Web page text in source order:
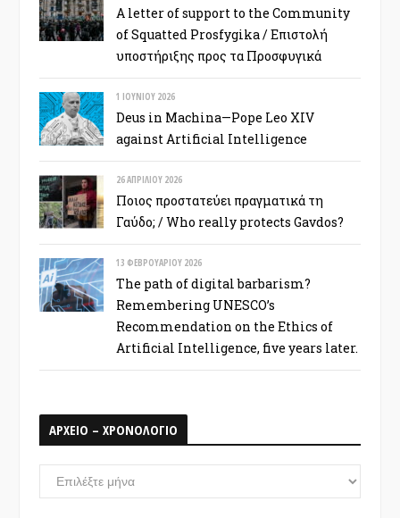
A letter of support to the Community
of Squatted Prosfygika / Επιστολή
υποστήριξης προς τα Προσφυγικά
1 ΙΟΥΝΊΟΥ 2026
Deus in Machina—Pope Leo XIV
against Artificial Intelligence
26 ΑΠΡΙΛΊΟΥ 2026
Ποιος προστατεύει πραγματικά τη
Γαύδο; / Who really protects Gavdos?
13 ΦΕΒΡΟΥΑΡΊΟΥ 2026
The path of digital barbarism?
Remembering UNESCO’s
Recommendation on the Ethics of
Artificial Intelligence, five years later.
ΑΡΧΕΙΟ – ΧΡΟΝΟΛΟΓΙΟ
ΑΡΧΕΙΟ
–